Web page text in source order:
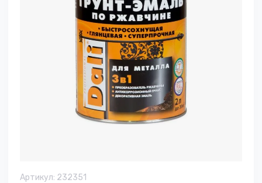
Артикул: 232351